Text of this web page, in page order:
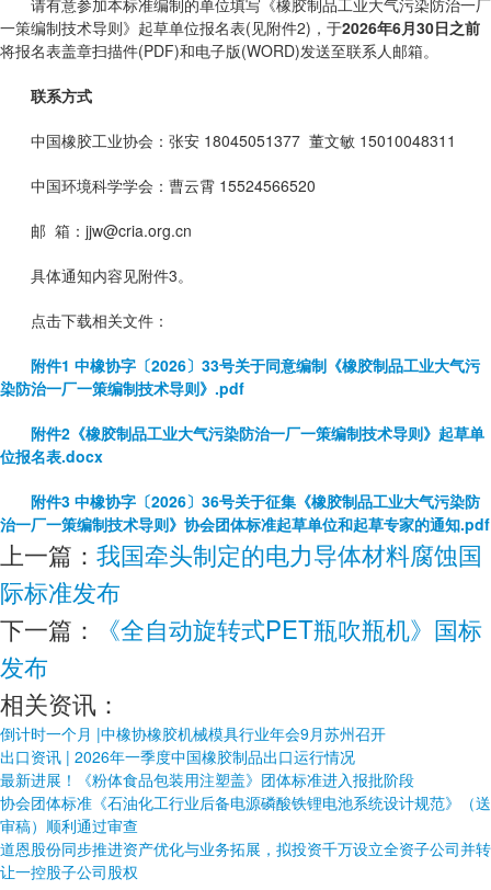
请有意参加本标准编制的单位填写《橡胶制品工业大气污染防治一厂
一策编制技术导则》起草单位报名表(见附件2)，于2026年6月30日之前
将报名表盖章扫描件(PDF)和电子版(WORD)发送至联系人邮箱。
联系方式
中国橡胶工业协会：张安 18045051377 董文敏 15010048311
中国环境科学学会：曹云霄 15524566520
邮 箱：jjw@cria.org.cn
具体通知内容见附件3。
点击下载相关文件：
附件1 中橡协字〔2026〕33号关于同意编制《橡胶制品工业大气污
染防治一厂一策编制技术导则》.pdf
附件2《橡胶制品工业大气污染防治一厂一策编制技术导则》起草单
位报名表.docx
附件3 中橡协字〔2026〕36号关于征集《橡胶制品工业大气污染防
治一厂一策编制技术导则》协会团体标准起草单位和起草专家的通知.pdf
上一篇： 我国牵头制定的电力导体材料腐蚀国
际标准发布
下一篇：
《全自动旋转式PET瓶吹瓶机》国标
发布
相关资讯：
倒计时一个月 |中橡协橡胶机械模具行业年会9月苏州召开
出口资讯 | 2026年一季度中国橡胶制品出口运行情况
最新进展！《粉体食品包装用注塑盖》团体标准进入报批阶段
协会团体标准《石油化工行业后备电源磷酸铁锂电池系统设计规范》（送
审稿）顺利通过审查
道恩股份同步推进资产优化与业务拓展，拟投资千万设立全资子公司并转
让一控股子公司股权